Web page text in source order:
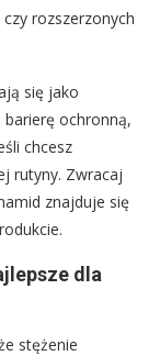
rozszerzonych
się jako
ochronną,
chcesz
rutyny. Zwracaj
znajduje się
dla
stężenie